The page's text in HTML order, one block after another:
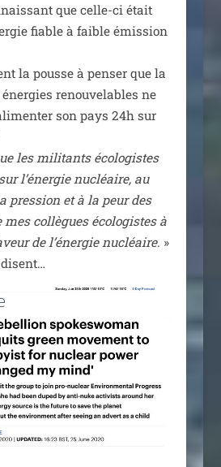
que celle-ci était
fiable à faible émis­sion
la pousse à pen­ser que la
renou­ve­lables ne
son pays 24h sur
les mili­tants éco­lo­gistes
l’énergie nucléaire, au
pres­sion et à la peur des
mes col­lègues éco­lo­gistes à
de l’énergie nucléaire. »